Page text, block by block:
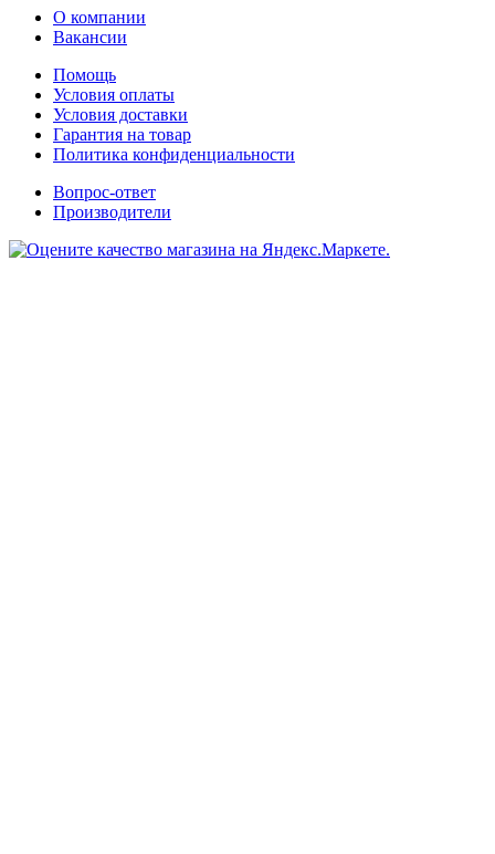
О компании
Вакансии
Помощь
Условия оплаты
Условия доставки
Гарантия на товар
Политика конфиденциальности
Вопрос-ответ
Производители